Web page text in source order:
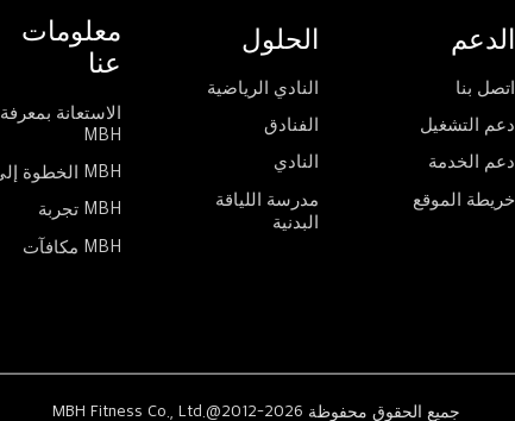
معلومات
عنا
الاستعانة بمعرفة
MBH
الخطوة إلى MBH
تجربة MBH
مكافآت MBH
الحلول
النادي الرياضية
الفنادق
النادي
مدرسة اللياقة
البدنية
الدعم
اتصل بنا
دعم التشغيل
دعم الخدمة
خريطة الموقع
MBH Fitness Co., Ltd.@2012-2026 جميع الحقوق محفوظة